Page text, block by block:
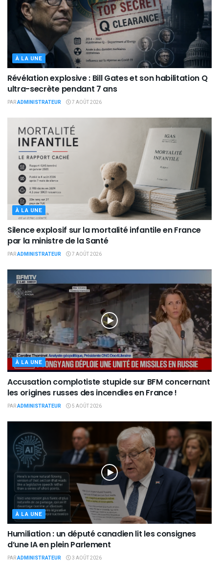
À LA UNE
Révélation explosive : Bill Gates et son habilitation Q
ultra-secrète pendant 7 ans
PARADMINISTRATEUR 7 AOÛT 2026
À LA UNE
Silence explosif sur la mortalité infantile en France
par la ministre de la Santé
PARADMINISTRATEUR 7 AOÛT 2026
À LA UNE
Accusation complotiste stupide sur BFM concernant
les origines russes des incendies en France !
PARADMINISTRATEUR 5 AOÛT 2026
À LA UNE
Humiliation : un député canadien lit les consignes
d’une IA en plein Parlement
PARADMINISTRATEUR 3 AOÛT 2026